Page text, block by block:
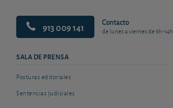
913 009 141 Contacto
de lunes a viernes de 9h-14h
SALA DE PRENSA
Posturas editoriales
Sentencias judiciales